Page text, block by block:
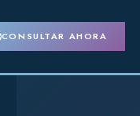
CONSULTAR AHORA